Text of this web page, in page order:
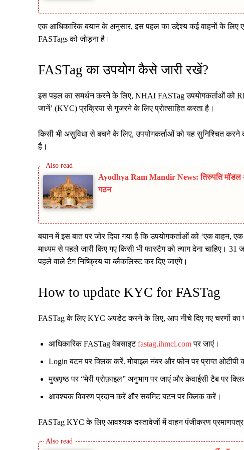
एक आधिकारिक बयान के अनुसार, इस पहल का उद्देश्य कई वाहनों के लिए
FASTags को जोड़ना है।
FASTag का उपयोग कैसे जारी रखें?
इस पहल का समर्थन करने के लिए, NHAI FASTag उपयोगकर्ताओं को
जानें’ (KYC) प्रक्रिया से गुजरने के लिए प्रोत्साहित करता है।
किसी भी असुविधा से बचने के लिए, उपयोगकर्ताओं को यह सुनिश्चित करने
है।
Ayodhya Ram Mandir News: तिरुपति मॉडल
गठन
बयान में इस बात पर जोर दिया गया है कि उपयोगकर्ताओं को ‘एक वाहन,
माध्यम से पहले जारी किए गए किसी भी फास्टैग को त्याग देना चाहिए।
पहले वाले टैग निष्क्रिय या ब्लैकलिस्ट कर दिए जाएंगे।
How to update KYC for FASTag
FASTag के लिए KYC अपडेट करने के लिए, आप नीचे दिए गए चरणों
आधिकारिक FASTag वेबसाइटfastag.ihmcl.comपर जाएं।
Login बटन पर क्लिक करें. मोबाइल नंबर और फोन पर प्राप्त ओटीपी
मुखपृष्ठ पर “मेरी प्रोफ़ाइल” अनुभाग पर जाएं और केवाईसी टैब पर
आवश्यक विवरण प्रदान करें और सबमिट बटन पर क्लिक करें।
FASTag KYC के लिए आवश्यक दस्तावेजों में वाहन पंजीकरण